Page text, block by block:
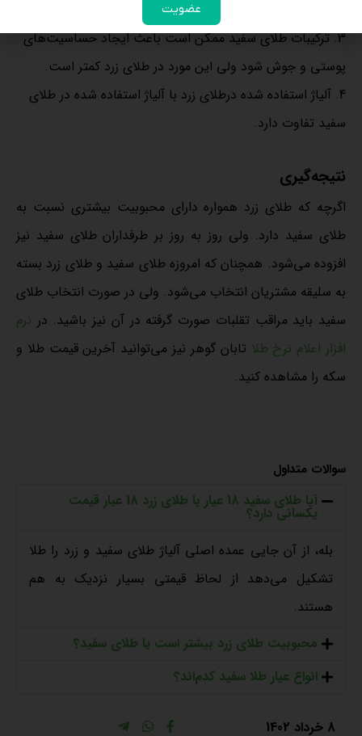
ترکیبات طلای سفید ممکن است باعث ایجاد حساسیت‌های
پوستی و جوش شود ولی این مورد در طلای زرد کمتر است.
آلیاژ استفاده شده درطلای زرد با آلیاژ استفاده شده در طلای
سفید تفاوت دارد.
نتیجه‌گیری
اگرچه که طلای زرد همواره دارای محبوبیت بیشتری نسبت به
طلای سفید دارد. ولی روز به روز بر طرفداران طلای سفید نیز
افزوده می‌شود. همچنان که امروزه طلای سفید و طلای زرد بسته
به سلیقه مشتریان انتخاب می‌شود. ولی در صورت انتخاب طلای
سفید باید مراقب تقلبات صورت گرفته در آن نیز باشید. در نرم
افزار اعلام نرخ طلا تابان گوهر نیز می‌توانید آخرین قیمت طلا و
سکه را مشاهده کنید.
سوالات متداول
آیا طلای سفید 18 عیار با طلای زرد 18 عیار قیمت
یکسانی دارد؟
بله، از آن جایی عمده اصلی آلیاژ طلای سفید و زرد را طلا
تشکیل می‌دهد از لحاظ قیمتی بسیار نزدیک به هم
هستند.
محبوبیت طلای زرد بیشتر است یا طلای سفید؟
انواع عیار طلا سفید کدم‌اند؟
8 خرداد 1402
عضویت